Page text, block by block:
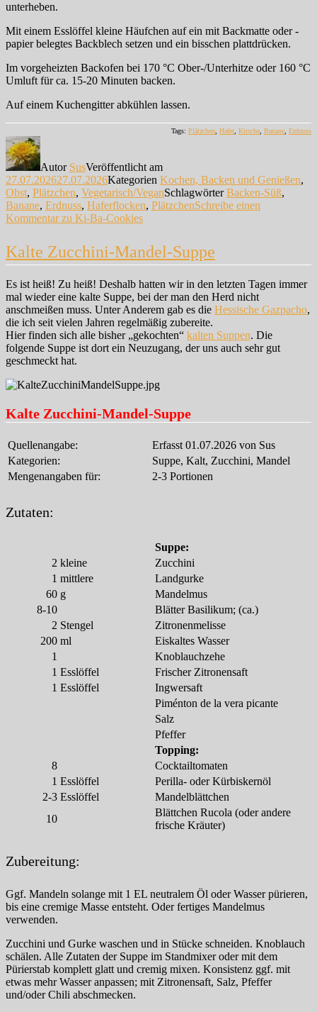
unterheben.
Mit einem Esslöffel kleine Häufchen auf ein mit Backmatte oder -
papier belegtes Backblech setzen und ein bisschen plattdrücken.
Im vorgeheizten Backofen bei 170 °C Ober-/Unterhitze oder 160 °C
Umluft für ca. 15-20 Minuten backen.
Auf einem Kuchengitter abkühlen lassen.
Tags: Plätzchen Hafer, Kirsche Banane Erdnuss
Autor SusVeröffentlicht am
27.07.202627.07.2026Kategorien Kochen, Backen und Genießen,
Obst, Plätzchen, Vegetarisch/VeganSchlagwörterBacken-Süß,
Banane, Erdnuss, Haferflocken, PlätzchenSchreibe einen
Kommentarzu Ki-Ba-Cookies
Kalte Zucchini-Mandel-Suppe
Es ist heiß! Zu heiß! Deshalb hatten wir in den letzten Tagen immer
mal wieder eine kalte Suppe, bei der man den Herd nicht
anschmeißen muss. Unter Anderem gab es die Hessische Gazpacho,
die ich seit vielen Jahren regelmäßig zubereite.
Hier finden sich alle bisher „gekochten“ kalten Suppen. Die
folgende Suppe ist dort ein Neuzugang, der uns auch sehr gut
geschmeckt hat.
Kalte Zucchini-Mandel-Suppe
Quellenangabe:
Erfasst 01.07.2026 von Sus
Kategorien:
Suppe, Kalt, Zucchini, Mandel
Mengenangaben für:
2-3 Portionen
Zutaten:
Suppe:
2 kleine
Zucchini
1 mittlere
Landgurke
60 g
Mandelmus
8-10
Blätter Basilikum; (ca.)
2 Stengel
Zitronenmelisse
200 ml
Eiskaltes Wasser
1
Knoblauchzehe
1 Esslöffel
Frischer Zitronensaft
1 Esslöffel
Ingwersaft
Piménton de la vera picante
Salz
Pfeffer
Topping:
8
Cocktailtomaten
1 Esslöffel
Perilla- oder Kürbiskernöl
2-3 Esslöffel
Mandelblättchen
10
Blättchen Rucola (oder andere
frische Kräuter)
Zubereitung:
Ggf. Mandeln solange mit 1 EL neutralem Öl oder Wasser pürieren,
bis eine cremige Masse entsteht. Oder fertiges Mandelmus
verwenden.
Zucchini und Gurke waschen und in Stücke schneiden. Knoblauch
schälen. Alle Zutaten der Suppe im Standmixer oder mit dem
Pürierstab komplett glatt und cremig mixen. Konsistenz ggf. mit
etwas mehr Wasser anpassen; mit Zitronensaft, Salz, Pfeffer
und/oder Chili abschmecken.